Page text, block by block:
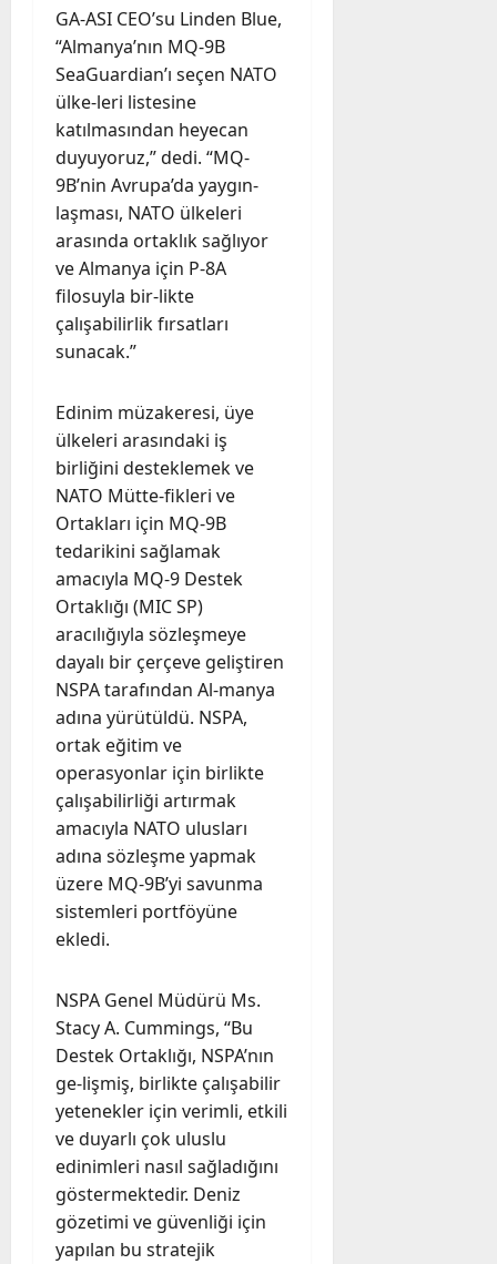
GA-ASI CEO’su Linden Blue,
“Almanya’nın MQ-9B
SeaGuardian’ı seçen NATO
ülke-leri listesine
katılmasından heyecan
duyuyoruz,” dedi. “MQ-
9B’nin Avrupa’da yaygın-
laşması, NATO ülkeleri
arasında ortaklık sağlıyor
ve Almanya için P-8A
filosuyla bir-likte
çalışabilirlik fırsatları
sunacak.”
Edinim müzakeresi, üye
ülkeleri arasındaki iş
birliğini desteklemek ve
NATO Mütte-fikleri ve
Ortakları için MQ-9B
tedarikini sağlamak
amacıyla MQ-9 Destek
Ortaklığı (MIC SP)
aracılığıyla sözleşmeye
dayalı bir çerçeve geliştiren
NSPA tarafından Al-manya
adına yürütüldü. NSPA,
ortak eğitim ve
operasyonlar için birlikte
çalışabilirliği artırmak
amacıyla NATO ulusları
adına sözleşme yapmak
üzere MQ-9B’yi savunma
sistemleri portföyüne
ekledi.
NSPA Genel Müdürü Ms.
Stacy A. Cummings, “Bu
Destek Ortaklığı, NSPA’nın
ge-lişmiş, birlikte çalışabilir
yetenekler için verimli, etkili
ve duyarlı çok uluslu
edinimleri nasıl sağladığını
göstermektedir. Deniz
gözetimi ve güvenliği için
yapılan bu stratejik